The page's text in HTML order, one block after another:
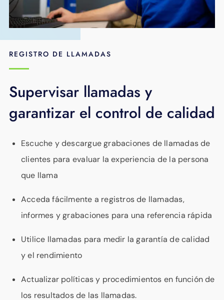
REGISTRO DE LLAMADAS
Supervisar llamadas y
garantizar el control de calidad
Escuche y descargue grabaciones de llamadas de
clientes para evaluar la experiencia de la persona
que llama
Acceda fácilmente a registros de llamadas,
informes y grabaciones para una referencia rápida
Utilice llamadas para medir la garantía de calidad
y el rendimiento
Actualizar políticas y procedimientos en función de
los resultados de las llamadas.